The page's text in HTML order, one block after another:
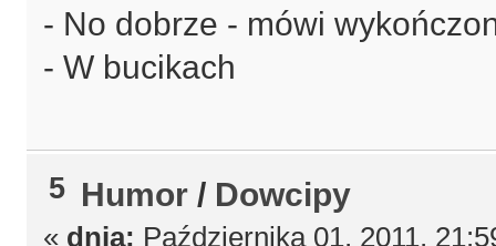
- No dobrze - mówi
- W bucikach
5 Humor / Dowcipy
« dnia: Października 01, 2011,